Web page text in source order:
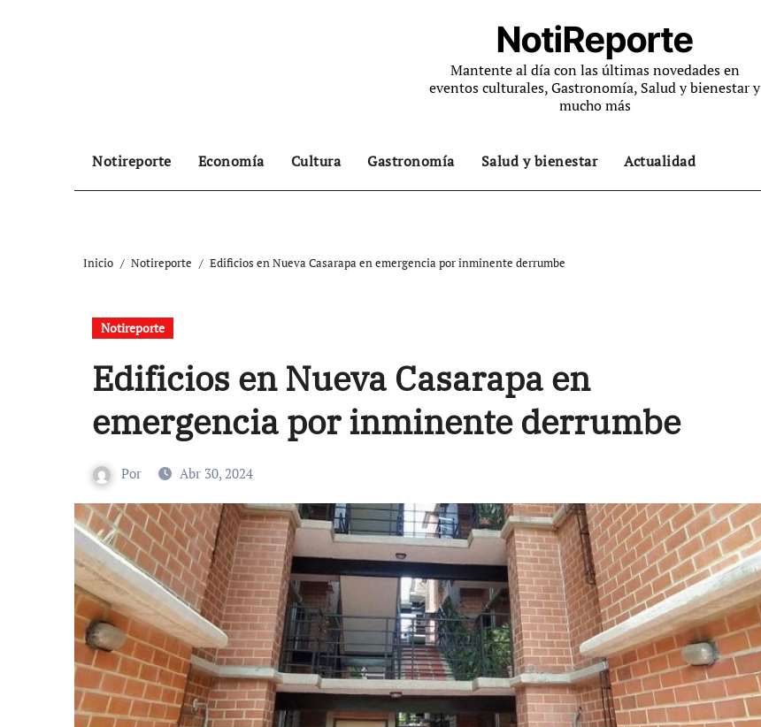
NotiReporte
Mantente al día con las últimas novedades en
eventos culturales, Gastronomía, Salud y bienestar y
mucho más
Notireporte Economía Cultura Gastronomía Salud y bienestar Actualidad
Inicio Notireporte Edificios en Nueva Casarapa en emergencia por inminente derrumbe
Notireporte
Edificios en Nueva Casarapa en
emergencia por inminente derrumbe
Por Abr 30, 2024